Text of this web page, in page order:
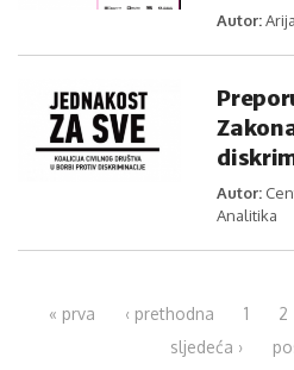
Autor:
Autor:
Analitika
« prva ‹ prethodna 1 2
sljedeća ›